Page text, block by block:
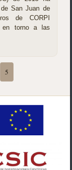
San Juan de
de CORPI
en torno a las
5